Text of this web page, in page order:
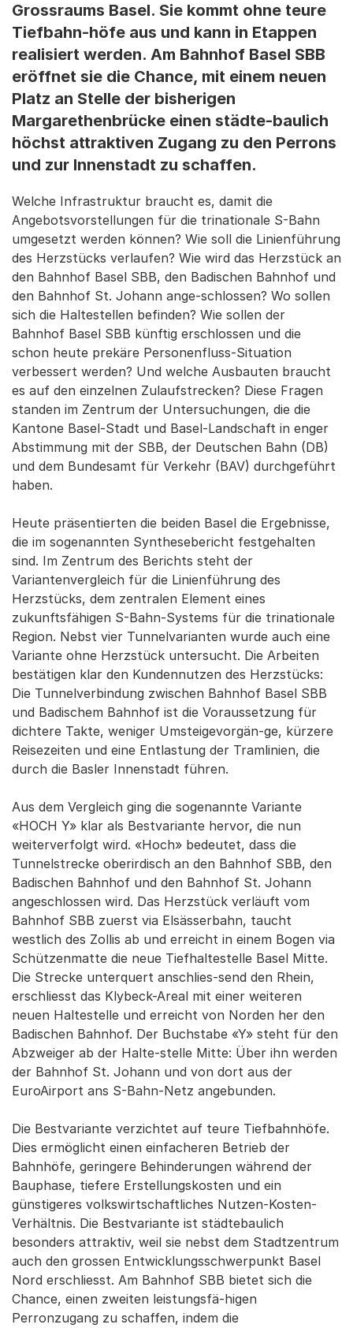
Grossraums Basel. Sie kommt ohne teure
Tiefbahn-höfe aus und kann in Etappen
realisiert werden. Am Bahnhof Basel SBB
eröffnet sie die Chance, mit einem neuen
Platz an Stelle der bisherigen
Margarethenbrücke einen städte-baulich
höchst attraktiven Zugang zu den Perrons
und zur Innenstadt zu schaffen.
Welche Infrastruktur braucht es, damit die
Angebotsvorstellungen für die trinationale S-Bahn
umgesetzt werden können? Wie soll die Linienführung
des Herzstücks verlaufen? Wie wird das Herzstück an
den Bahnhof Basel SBB, den Badischen Bahnhof und
den Bahnhof St. Johann ange-schlossen? Wo sollen
sich die Haltestellen befinden? Wie sollen der
Bahnhof Basel SBB künftig erschlossen und die
schon heute prekäre Personenfluss-Situation
verbessert werden? Und welche Ausbauten braucht
es auf den einzelnen Zulaufstrecken? Diese Fragen
standen im Zentrum der Untersuchungen, die die
Kantone Basel-Stadt und Basel-Landschaft in enger
Abstimmung mit der SBB, der Deutschen Bahn (DB)
und dem Bundesamt für Verkehr (BAV) durchgeführt
haben.
Heute präsentierten die beiden Basel die Ergebnisse,
die im sogenannten Synthesebericht festgehalten
sind. Im Zentrum des Berichts steht der
Variantenvergleich für die Linienführung des
Herzstücks, dem zentralen Element eines
zukunftsfähigen S-Bahn-Systems für die trinationale
Region. Nebst vier Tunnelvarianten wurde auch eine
Variante ohne Herzstück untersucht. Die Arbeiten
bestätigen klar den Kundennutzen des Herzstücks:
Die Tunnelverbindung zwischen Bahnhof Basel SBB
und Badischem Bahnhof ist die Voraussetzung für
dichtere Takte, weniger Umsteigevorgän-ge, kürzere
Reisezeiten und eine Entlastung der Tramlinien, die
durch die Basler Innenstadt führen.
Aus dem Vergleich ging die sogenannte Variante
«HOCH Y» klar als Bestvariante hervor, die nun
weiterverfolgt wird. «Hoch» bedeutet, dass die
Tunnelstrecke oberirdisch an den Bahnhof SBB, den
Badischen Bahnhof und den Bahnhof St. Johann
angeschlossen wird. Das Herzstück verläuft vom
Bahnhof SBB zuerst via Elsässerbahn, taucht
westlich des Zollis ab und erreicht in einem Bogen via
Schützenmatte die neue Tiefhaltestelle Basel Mitte.
Die Strecke unterquert anschlies-send den Rhein,
erschliesst das Klybeck-Areal mit einer weiteren
neuen Haltestelle und erreicht von Norden her den
Badischen Bahnhof. Der Buchstabe «Y» steht für den
Abzweiger ab der Halte-stelle Mitte: Über ihn werden
der Bahnhof St. Johann und von dort aus der
EuroAirport ans S-Bahn-Netz angebunden.
Die Bestvariante verzichtet auf teure Tiefbahnhöfe.
Dies ermöglicht einen einfacheren Betrieb der
Bahnhöfe, geringere Behinderungen während der
Bauphase, tiefere Erstellungskosten und ein
günstigeres volkswirtschaftliches Nutzen-Kosten-
Verhältnis. Die Bestvariante ist städtebaulich
besonders attraktiv, weil sie nebst dem Stadtzentrum
auch den grossen Entwicklungsschwerpunkt Basel
Nord erschliesst. Am Bahnhof SBB bietet sich die
Chance, einen zweiten leistungsfä-higen
Perronzugang zu schaffen, indem die